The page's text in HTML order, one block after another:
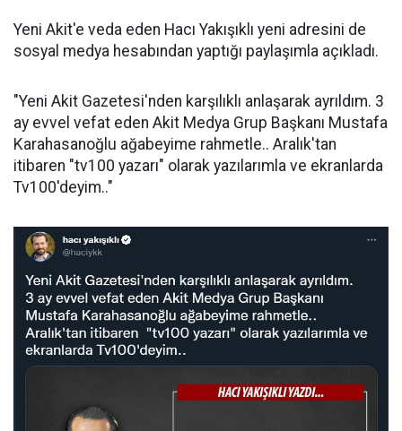
Yeni Akit'e veda eden Hacı Yakışıklı yeni adresini de
sosyal medya hesabından yaptığı paylaşımla açıkladı.
"Yeni Akit Gazetesi'nden karşılıklı anlaşarak ayrıldım. 3
ay evvel vefat eden Akit Medya Grup Başkanı Mustafa
Karahasanoğlu ağabeyime rahmetle.. Aralık'tan
itibaren "tv100 yazarı" olarak yazılarımla ve ekranlarda
Tv100'deyim.."